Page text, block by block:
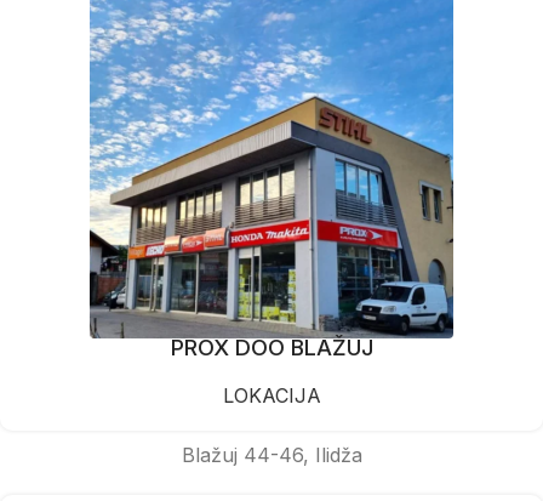
PROX DOO BLAŽUJ
LOKACIJA
Blažuj 44-46, Ilidža